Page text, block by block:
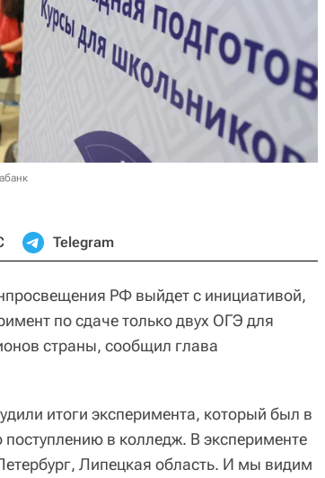
Telegram
РФ выйдет с инициативой,
по сдаче только двух ОГЭ для
страны, сообщил глава
итоги эксперимента, который был в
в колледж. В эксперименте
Липецкая область. И мы видим